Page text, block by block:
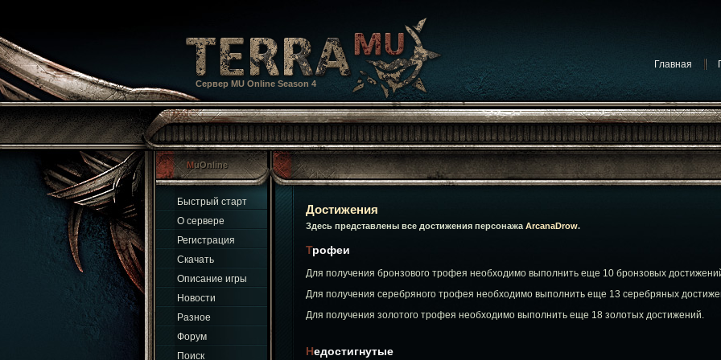
Сервер MU Online Season 4
Главная
MuOnline
Быстрый старт
О сервере
Регистрация
Скачать
Описание игры
Новости
Разное
Форум
Поиск
Обсуждают на
Достижения
Здесь представлены все достижения персонажа ArcanaDrow.
Трофеи
Для получения бронзового трофея необходимо выполнить еще 10 бронзовых
Для получения серебряного трофея необходимо выполнить еще 13 серебряных
Для получения золотого трофея необходимо выполнить еще 18 золотых достижений.
Недостигнутые